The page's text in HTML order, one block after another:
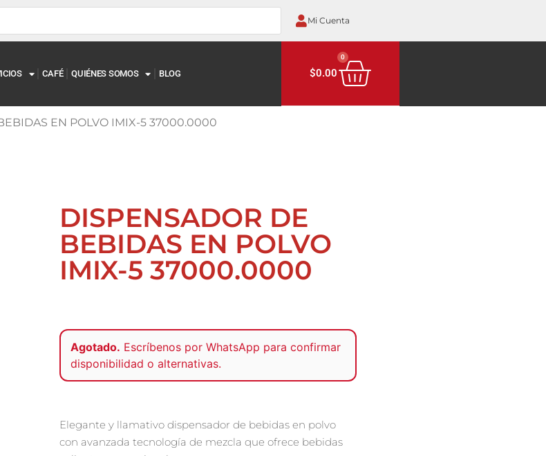
Mi Cuenta
CAFÉ QUIÉNES SOMOS BLOG $0.00
0
EN POLVO IMIX-5 37000.0000
DISPENSADOR DE
BEBIDAS EN POLVO
IMIX-5 37000.0000
Agotado. Escríbenos por WhatsApp para confirmar
disponibilidad o alternativas.
Elegante y llamativo dispensador de bebidas en polvo
con avanzada tecnología de mezcla que ofrece bebidas